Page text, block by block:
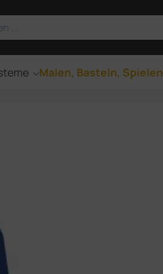
Malen, Basteln, Spielen